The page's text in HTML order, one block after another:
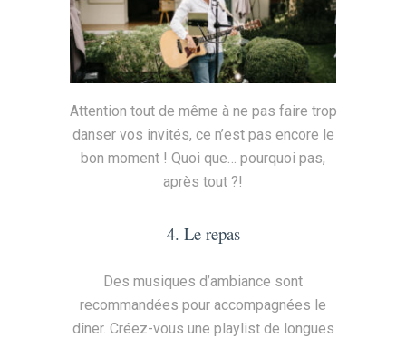
Attention tout de même à ne pas faire trop
danser vos invités, ce n’est pas encore le
bon moment ! Quoi que… pourquoi pas,
après tout ?!
4. Le repas
Des musiques d’ambiance sont
recommandées pour accompagnées le
dîner. Créez-vous une playlist de longues